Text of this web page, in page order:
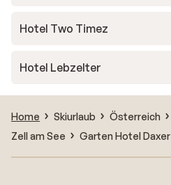
Hotel Two Timez
Hotel Lebzelter
Home Skiurlaub Österreich
Zell am See
Garten Hotel Daxer